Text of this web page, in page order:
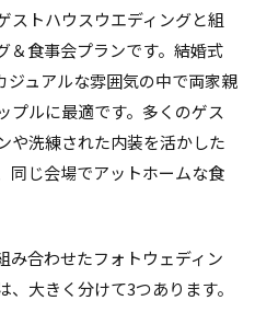
ストハウスウエディングと組
＆食事会プランです。結婚式
ュアルな雰囲気の中で両家親
プルに最適です。多くのゲス
や洗練された内装を活かした
同じ会場でアットホームな食
み合わせたフォトウェディン
大きく分けて3つあります。